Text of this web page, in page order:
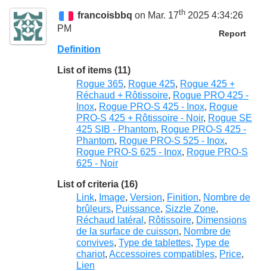
francoisbbq on Mar. 17th 2025 4:34:26
PM
Report
Definition
List of items (11)
Rogue 365, Rogue 425, Rogue 425 +
Réchaud + Rôtissoire, Rogue PRO 425 -
Inox, Rogue PRO-S 425 - Inox, Rogue
PRO-S 425 + Rôtissoire - Noir, Rogue SE
425 SIB - Phantom, Rogue PRO-S 425 -
Phantom, Rogue PRO-S 525 - Inox,
Rogue PRO-S 625 - Inox, Rogue PRO-S
625 - Noir
List of criteria (16)
Link, Image, Version, Finition, Nombre de
brûleurs, Puissance, Sizzle Zone,
Réchaud latéral , Rôtissoire, Dimensions
de la surface de cuisson, Nombre de
convives, Type de tablettes, Type de
chariot, Accessoires compatibles, Price,
Lien